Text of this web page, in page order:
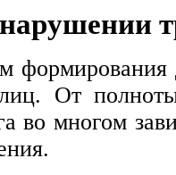
формирования
От
во многом